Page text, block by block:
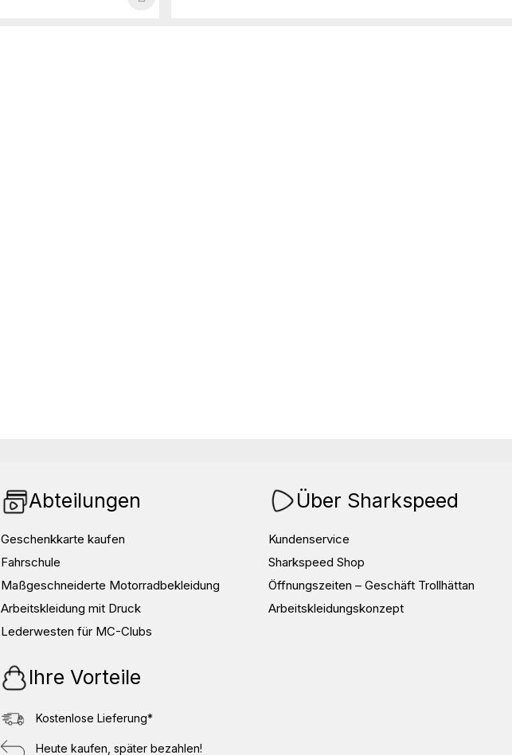
Abteilungen
Geschenkkarte kaufen
Fahrschule
Maßgeschneiderte Motorradbekleidung
Arbeitskleidung mit Druck
Lederwesten für MC-Clubs
Über Sharkspeed
Kundenservice
Sharkspeed Shop
Öffnungszeiten – Geschäft Trollhättan
Arbeitskleidungskonzept
Ihre Vorteile
Kostenlose Lieferung*
Heute kaufen, später bezahlen!